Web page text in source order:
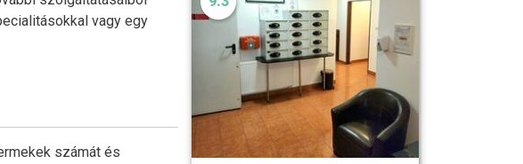
vagy egy
számát és